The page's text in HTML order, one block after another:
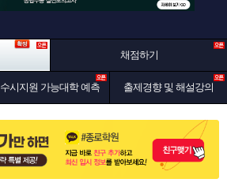
채점하기
수시지원 가능대학 예측 출제경향 및 해설강의